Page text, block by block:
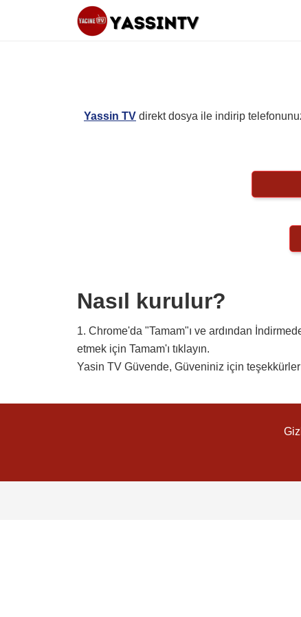
Yassin TV direkt dosya ile indirip
Nasıl kurulur?
1. Chrome'da "Tamam"ı ve ardından
etmek için Tamam'ı tıklayın.
Yasin TV Güvende, Güveniniz için teşekkürler